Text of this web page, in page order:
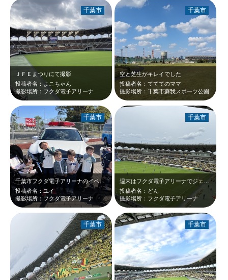
ＪＦＥまつりにて撮影
投稿者名：よこちゃん
撮影場所：フクダ電子アリーナ
千葉市
空と芝生がキレイでした
投稿者名：てててのママ
撮影場所：千葉市蘇我スポーツ公園
千葉市
千葉市フクダ電子アリーナのイベントに参加した写真です。 サッカーの試合がある…
投稿者名：ユイ
撮影場所：フクダ電子アリーナ
千葉市
投稿者名：どん
撮影場所：フクダ電子アリーナ
千葉市
千葉市 千葉市